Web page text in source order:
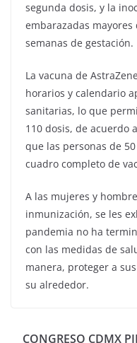
segunda dosis, y la
embarazadas
semanas de gestación.
La vacuna de
horarios y calendario
sanitarias, lo que
110 dosis, de acuerdo
que las personas de
cuadro completo de
A las mujeres y
inmunización, se les
pandemia no ha
con las medidas de
manera, proteger a
su alrededor.
CONGRESO CDMX